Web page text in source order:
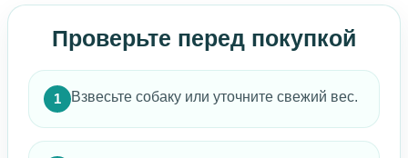
Проверьте перед покупкой
1 Взвесьте собаку или уточните свежий вес.